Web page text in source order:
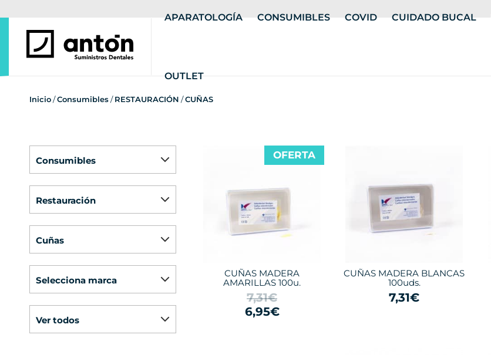
APARATOLOGÍA CONSUMIBLES COVID CUIDADO BUCAL
OUTLET
Inicio/Consumibles/RESTAURACIÓN /CUÑAS
consumibles
restauración
cuñas
selecciona marca
ver todos
CUÑAS MADERA
AMARILLAS 100u.
7,31€
6,95€
OFERTA
CUÑAS MADERA BLANCAS
100uds.
7,31€